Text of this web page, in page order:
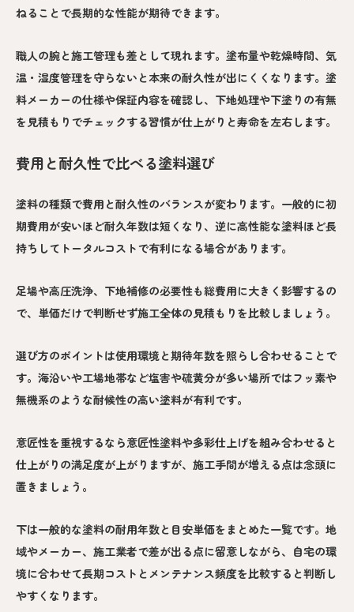
ねることで長期的な性能が期待できます。
職人の腕と施工管理も差として現れます。塗布量や乾燥時間、気
温・湿度管理を守らないと本来の耐久性が出にくくなります。塗
料メーカーの仕様や保証内容を確認し、下地処理や下塗りの有無
を見積もりでチェックする習慣が仕上がりと寿命を左右します。
費用と耐久性で比べる塗料選び
塗料の種類で費用と耐久性のバランスが変わります。一般的に初
期費用が安いほど耐久年数は短くなり、逆に高性能な塗料ほど長
持ちしてトータルコストで有利になる場合があります。
足場や高圧洗浄、下地補修の必要性も総費用に大きく影響するの
で、単価だけで判断せず施工全体の見積もりを比較しましょう。
選び方のポイントは使用環境と期待年数を照らし合わせることで
す。海沿いや工場地帯など塩害や硫黄分が多い場所ではフッ素や
無機系のような耐候性の高い塗料が有利です。
意匠性を重視するなら意匠性塗料や多彩仕上げを組み合わせると
仕上がりの満足度が上がりますが、施工手間が増える点は念頭に
置きましょう。
下は一般的な塗料の耐用年数と目安単価をまとめた一覧です。地
域やメーカー、施工業者で差が出る点に留意しながら、自宅の環
境に合わせて長期コストとメンテナンス頻度を比較すると判断し
やすくなります。